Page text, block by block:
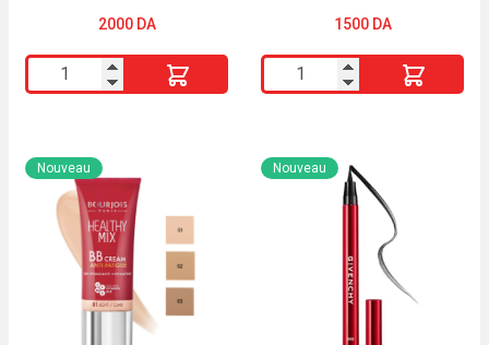
CORRECTEUR MULTI-
2000 DA
quantité
de
ANTI-
CERNES
CLAIR
INSTANT
1500 DA
quantité
de
L'Oréal
Paris
Nouveau Nouveau